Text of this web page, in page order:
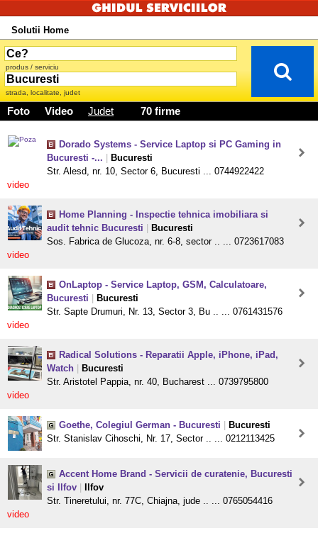
Solutii Home
produs / serviciu
strada, localitate, judet
Foto Video Judet 70 firme
Dorado Systems - Service Laptop si PC Gaming in
Bucuresti -...
Bucuresti
Str. Alesd, nr. 10, Sector 6, Bucuresti ... 0744922422
video
Home Planning - Inspectie tehnica imobiliara si
audit tehnic Bucuresti
Bucuresti
Sos. Fabrica de Glucoza, nr. 6-8, sector .. ... 0723617083
video
OnLaptop - Service Laptop, GSM, Calculatoare,
Bucuresti
Bucuresti
Str. Sapte Drumuri, Nr. 13, Sector 3, Bu .. ... 0761431576
video
Radical Solutions - Reparatii Apple, iPhone, iPad,
Watch
Bucuresti
Str. Aristotel Pappia, nr. 40, Bucharest ... 0739795800
video
Goethe, Colegiul German - Bucuresti
Bucuresti
Str. Stanislav Cihoschi, Nr. 17, Sector .. ... 0212113425
Accent Home Brand - Servicii de curatenie, Bucuresti
si Ilfov
Ilfov
Str. Tineretului, nr. 77C, Chiajna, jude .. ... 0765054416
video